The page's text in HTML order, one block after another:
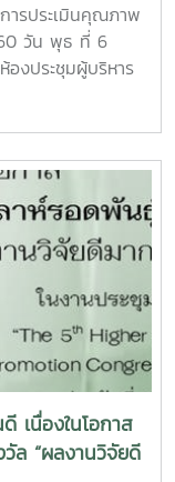
ารประเมินคุณภาพ
วัน พุธ ที่ 6
งประชุมผู้บริหาร
ศวรัตน์ สังกัด
กัดมหาวิทยาลัย
ดร.พิทักษ์ อยู่มี
รมการ4.นางจุดา
ยาลัยแม่โจ้
เนื่องในโอกาส
ล “ผลงานวิจัยดี